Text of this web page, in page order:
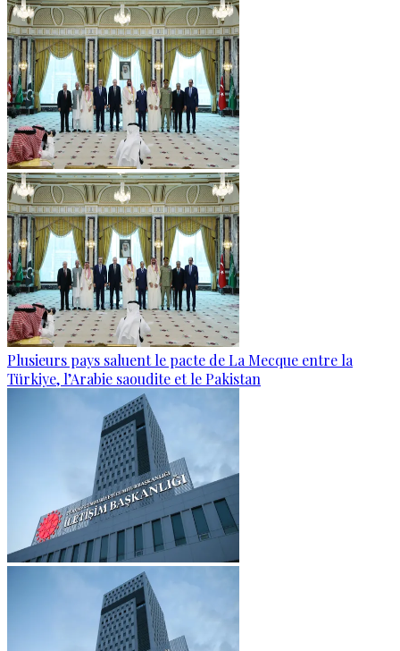
Plusieurs pays saluent le pacte de La Mecque entre la
Türkiye, l’Arabie saoudite et le Pakistan